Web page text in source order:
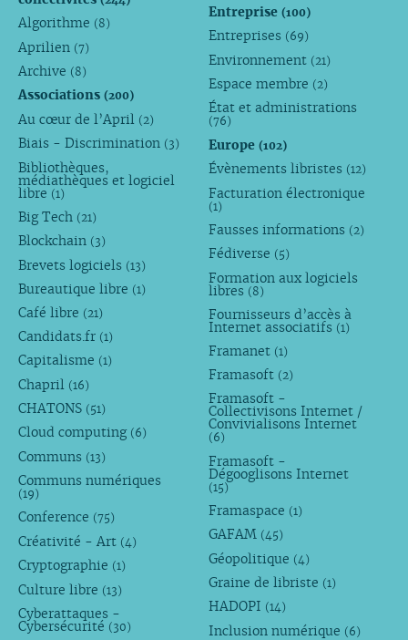
Algorithme (8)
Aprilien (7)
Archive (8)
Associations (200)
Au cœur de l’April (2)
Biais - Discrimination (3)
Bibliothèques,
médiathèques et logiciel
libre (1)
Big Tech (21)
Blockchain (3)
Brevets logiciels (13)
Bureautique libre (1)
Café libre (21)
Candidats.fr (1)
Capitalisme (1)
Chapril (16)
CHATONS (51)
Cloud computing (6)
Communs (13)
Communs numériques
(19)
Conference (75)
Créativité - Art (4)
Cryptographie (1)
Culture libre (13)
Cyberattaques -
Cybersécurité (30)
Entreprise(100)
Entreprises (69)
Environnement (21)
Espace membre (2)
État et administrations
(76)
Europe(102)
Évènements libristes (12)
Facturation électronique
(1)
Fausses informations (2)
Fédiverse (5)
Formation aux logiciels
libres (8)
Fournisseurs d’accès à
Internet associatifs (1)
Framanet (1)
Framasoft (2)
Framasoft -
Collectivisons Internet /
Convivialisons Internet
(6)
Framasoft -
Dégooglisons Internet
(15)
Framaspace (1)
GAFAM (45)
Géopolitique (4)
Graine de libriste (1)
HADOPI (14)
Inclusion numérique (6)